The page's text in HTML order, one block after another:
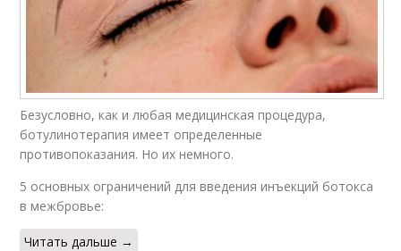
Безусловно, как и любая медицинская процедура,
ботулинотерапия имеет определенные
противопоказания. Но их немного.
5 основных ограничений для введения инъекций ботокса
в межбровье:
Читать дальше →